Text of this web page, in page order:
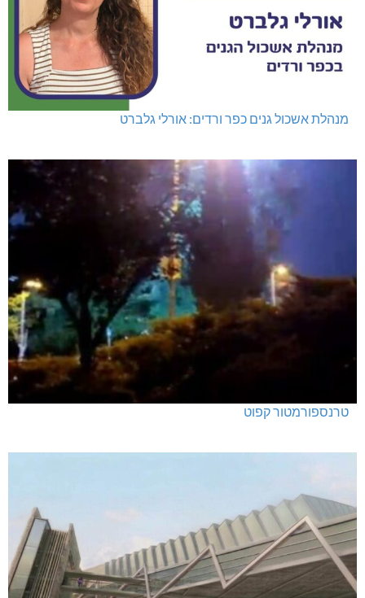
מנהלת אשכול גנים כפר ורדים: אורלי גלברט
טרנספורמטור קפוט